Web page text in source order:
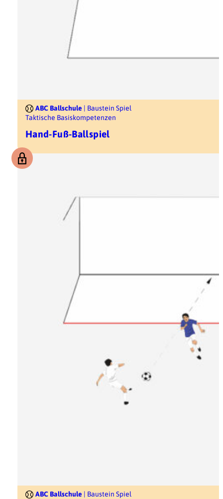
ABC Ballschule | Baustein Spiel
Taktische Basiskompetenzen
Hand-Fuß-Ballspiel
ABC Ballschule | Baustein Spiel